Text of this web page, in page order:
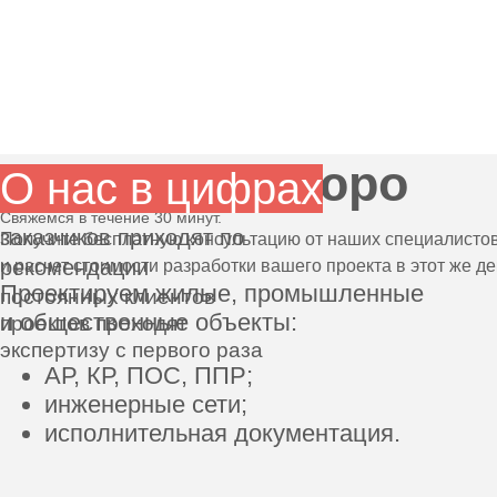
Проектное бюро
Свяжемся в течение 30 минут.
Получите бесплатную консультацию от наших
и расчет стоимости разработки вашего проекта в этот же
Проектируем жилые, промышленные
и общественные объекты:
АР, КР, ПОС, ППР;
инженерные сети;
исполнительная документация.
О нас в цифрах
заказчиков приходят по
рекомендации
постоянных клиентов
проектов проходят
экспертизу с первого раза